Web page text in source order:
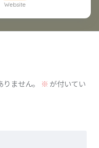
Website
ません。 ※が付いてい